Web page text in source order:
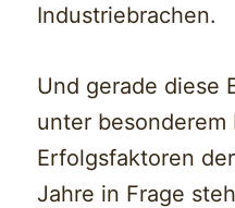
Industriebrachen.
Und gerade diese
unter
Erfolgsfaktoren
Jahre in Frage